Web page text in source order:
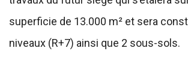
superficie de 13.000 m² et sera
niveaux (R+7) ainsi que 2 sous-sols.